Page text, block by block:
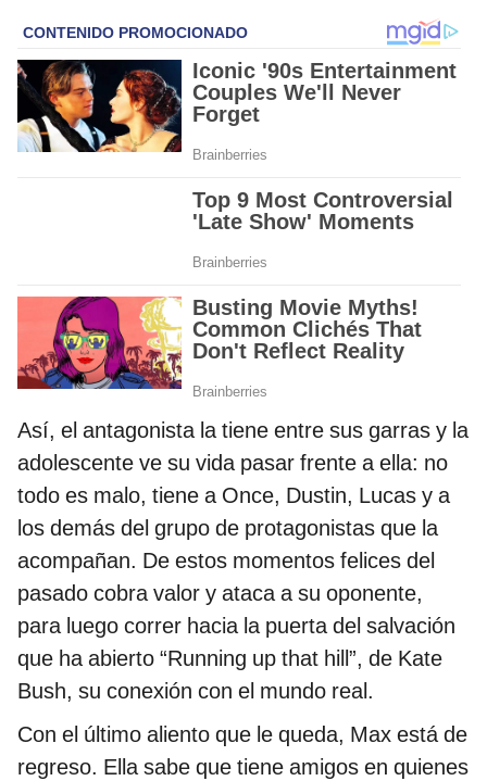
Así, el antagonista la tiene entre sus garras y la
adolescente ve su vida pasar frente a ella: no
todo es malo, tiene a Once, Dustin, Lucas y a
los demás del grupo de protagonistas que la
acompañan. De estos momentos felices del
pasado cobra valor y ataca a su oponente,
para luego correr hacia la puerta del salvación
que ha abierto “Running up that hill”, de Kate
Bush, su conexión con el mundo real.
Con el último aliento que le queda, Max está de
regreso. Ella sabe que tiene amigos en quienes